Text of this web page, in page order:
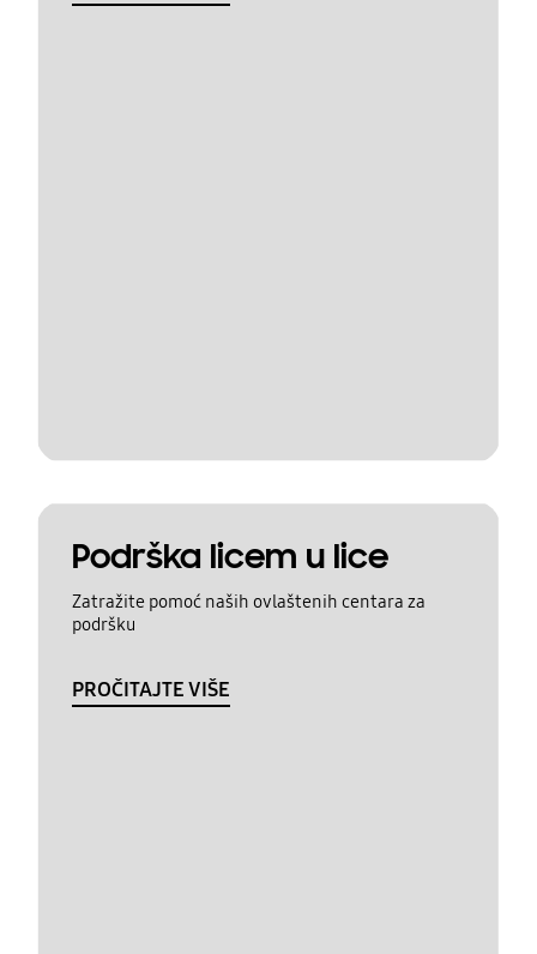
Podrška licem u lice
Zatražite pomoć naših ovlaštenih centara za
podršku
PROČITAJTE VIŠE